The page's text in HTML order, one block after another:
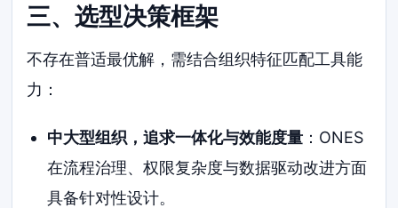
三、选型决策框架
不存在普适最优解，需结合组织特征匹配工具能
力：
中大型组织，追求一体化与效能度量：ONES
在流程治理、权限复杂度与数据驱动改进方面
具备针对性设计。